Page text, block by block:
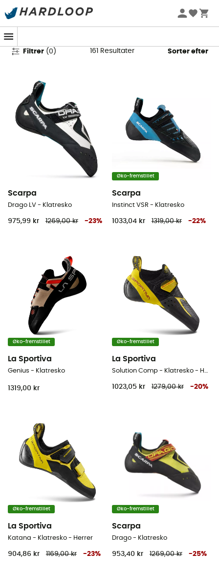
Klatresko til herrer
Filtrer (0 ) 161 Resultater Sorter efter
Scarpa
Drago LV - Klatresko
975,99 kr 1269,00 kr -23%
Øko-fremstillet
Scarpa
Instinct VSR - Klatresko
1033,04 kr 1319,00 kr -22%
Øko-fremstillet
La Sportiva
Genius - Klatresko
1319,00 kr
Øko-fremstillet
La Sportiva
Solution Comp - Klatresko - Herrer
1023,05 kr 1279,00 kr -20%
Øko-fremstillet
La Sportiva
Katana - Klatresko - Herrer
904,86 kr 1169,00 kr -23%
Øko-fremstillet
Scarpa
Drago - Klatresko
953,40 kr 1269,00 kr -25%